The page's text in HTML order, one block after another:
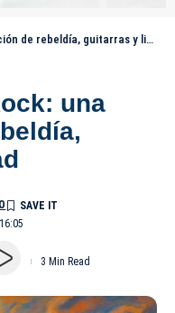
de rebeldía, guitarras y libertad
una
3 Min Read